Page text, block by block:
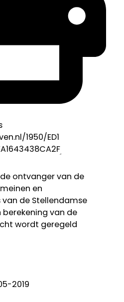
ontvanger van de
en
de Stellendamse
berekening van de
wordt geregeld
2019